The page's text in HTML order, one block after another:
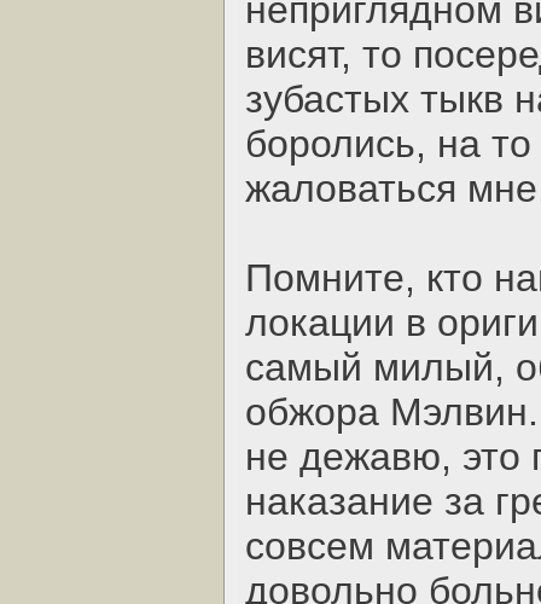
неприглядном
висят, то
зубастых тыкв
боролись, на
жаловаться
Помните, кто
локации в
самый милый,
обжора Мэлвин.
не дежавю, это
наказание за
совсем
довольно